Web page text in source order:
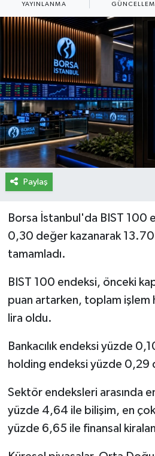
YAYINLANMA
Paylaş
Borsa İstanbul'da BIST 100
0,30 değer kazanarak
tamamladı.
BIST 100 endeksi, önceki
puan artarken, toplam işlem
lira oldu.
Bankacılık endeksi yüzde
holding endeksi yüzde
Sektör endeksleri arasında
yüzde 4,64 ile bilişim, en
yüzde 6,65 ile finansal
Yasal Uyarı